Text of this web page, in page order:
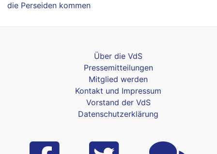
die Perseiden kommen
Über die VdS
Pressemitteilungen
Mitglied werden
Kontakt und Impressum
Vorstand der VdS
Datenschutzerklärung